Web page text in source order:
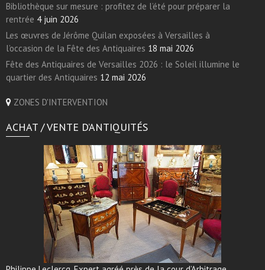
Bibliothèque sur mesure : profitez de l’été pour préparer la
rentrée 4 juin 2026
Les œuvres de Jérôme Quilan exposées à Versailles à
l’occasion de la Fête des Antiquaires 18 mai 2026
Fête des Antiquaires de Versailles 2026 : le Soleil illumine le
quartier des Antiquaires 12 mai 2026
ZONES D'INTERVENTION
ACHAT / VENTE D’ANTIQUITÉS